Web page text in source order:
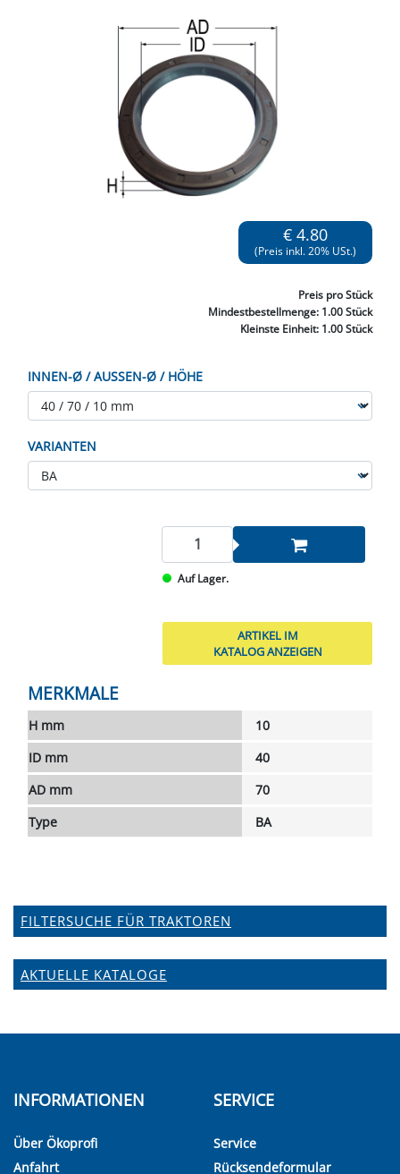
FILTERSUCHE FÜR TRAKTOREN
AKTUELLE KATALOGE
€ 4.80
(Preis inkl. 20% USt.)
Preis pro Stück
Mindestbestellmenge: 1.00 Stück
Kleinste Einheit: 1.00 Stück
INNEN-Ø / AUSSEN-Ø / HÖHE
VARIANTEN
Auf Lager.
ARTIKEL IM
KATALOG ANZEIGEN
MERKMALE
H mm
10
ID mm
40
AD mm
70
Type
BA
INFORMATIONEN
Über Ökoprofi
Anfahrt
SERVICE
Service
Rücksendeformular